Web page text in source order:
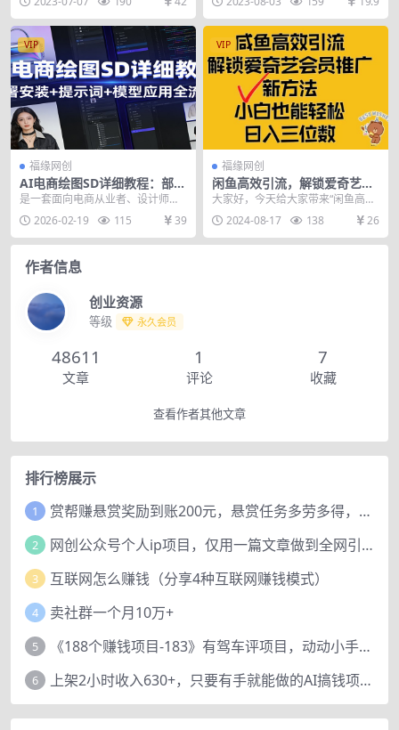
成...
四部分
VIP
福缘网创
AI电商绘图SD详细教程：部署
安装+提示词+模型应用全流程
是一套面向电商从业者、设计师的
Stable Diffusion 实操课程，从部...
2026-02-19 115 39
VIP
福缘网创
闲鱼高效引流，解锁爱奇艺会
员推广新玩法，小白也能轻松
日入三位数
大家好，今天给大家带来“闲鱼高效
引流，解锁爱奇艺会员推广新玩
法，小白也能轻松日入...
2024-08-17 138 26
作者信息
创业资源
等级 永久会员
48611
文章
1
评论
7
收藏
查看作者其他文章
排行榜展示
1 赏帮赚悬赏奖励到账200元，悬赏任务多劳多得，人人可做。
2 网创公众号个人ip项目，仅用一篇文章做到全网引流！
3 互联网怎么赚钱（分享4种互联网赚钱模式）
4 卖社群一个月10万+
5 《188个赚钱项目-183》有驾车评项目，动动小手，复制粘贴赚44元！
6 上架2小时收入630+，只要有手就能做的AI搞钱项目，奶奶看完都能学会!